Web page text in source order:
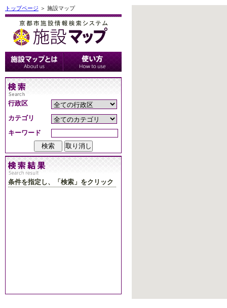
トップページ ＞ 施設マップ
行政区
カテゴリ
キーワード
条件を指定し、「検索」をクリック